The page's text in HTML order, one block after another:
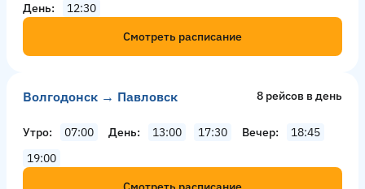
День
12:30
Смотреть расписание
Волгодонск → Павловск 8 рейсов в день
Утро 07:00 День 13:00 17:30 Вечер
18:45
19:00